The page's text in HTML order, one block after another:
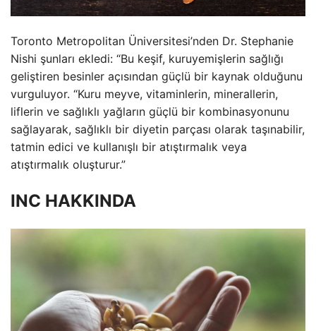
Toronto Metropolitan Üniversitesi’nden Dr. Stephanie
Nishi şunları ekledi: “Bu keşif, kuruyemişlerin sağlığı
geliştiren besinler açısından güçlü bir kaynak olduğunu
vurguluyor. “Kuru meyve, vitaminlerin, minerallerin,
liflerin ve sağlıklı yağların güçlü bir kombinasyonunu
sağlayarak, sağlıklı bir diyetin parçası olarak taşınabilir,
tatmin edici ve kullanışlı bir atıştırmalık veya
atıştırmalık oluşturur.”
INC HAKKINDA